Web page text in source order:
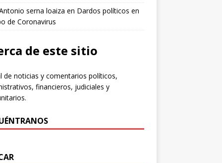
serna loaiza en Dardos políticos en
de Coronavirus
de este sitio
de noticias y comentarios políticos,
financieros, judiciales y